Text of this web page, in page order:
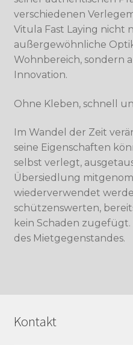
verschiedenen
Vitula Fast Laying nicht
außergewöhnliche
Wohnbereich, sondern
Innovation.
Ohne Kleben, schnell
Im Wandel der Zeit
seine Eigenschaften
selbst verlegt,
Übersiedlung
wiederverwendet
schützenswerten,
kein Schaden
des Mietgegenstandes.
Kontakt